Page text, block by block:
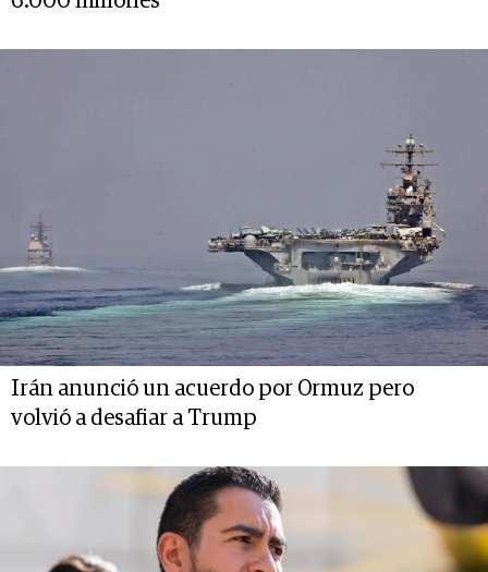
Irán anunció un acuerdo por Ormuz pero
volvió a desafiar a Trump